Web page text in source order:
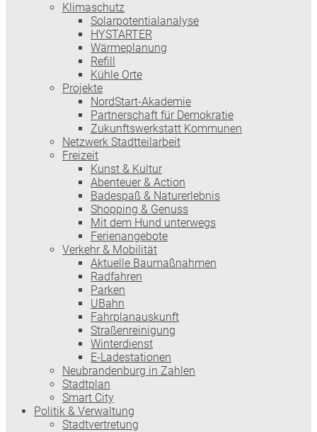
Klimaschutz
Solarpotentialanalyse
HYSTARTER
Wärmeplanung
Refill
Kühle Orte
Projekte
NordStart-Akademie
Partnerschaft für Demokratie
Zukunftswerkstatt Kommunen
Netzwerk Stadtteilarbeit
Freizeit
Kunst & Kultur
Abenteuer & Action
Badespaß & Naturerlebnis
Shopping & Genuss
Mit dem Hund unterwegs
Ferienangebote
Verkehr & Mobilität
Aktuelle Baumaßnahmen
Radfahren
Parken
UBahn
Fahrplanauskunft
Straßenreinigung
Winterdienst
E-Ladestationen
Neubrandenburg in Zahlen
Stadtplan
Smart City
Politik & Verwaltung
Stadtvertretung